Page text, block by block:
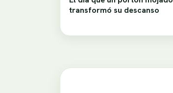
transformó su descanso